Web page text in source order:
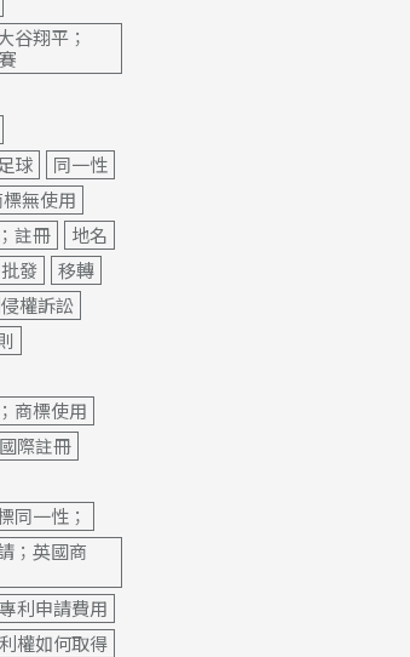
谷翔平；
球
同一性
標無使用
註冊
地名
發
移轉
權訴訟
商標使用
國際註冊
同一性；
；英國商
專利申請費用
權如何取得